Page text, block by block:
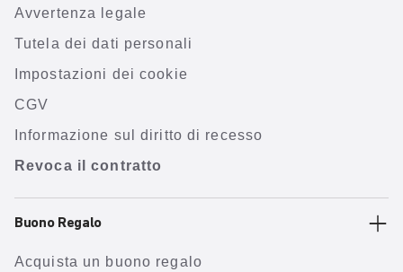
Avvertenza legale
Tutela dei dati personali
Impostazioni dei cookie
CGV
Informazione sul diritto di recesso
Revoca il contratto
Buono Regalo
Acquista un buono regalo